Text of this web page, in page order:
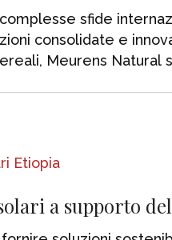
sfide
consolidate e
Meurens Natural
a supporto